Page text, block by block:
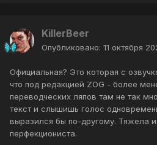
KillerBeer
Опубликовано: 11 октября
Официальная? Это которая с
что под редакцией ZOG - более
переводческих ляпов там не так
текст и слышишь голос
выразился бы по-другому. Тяжела
перфекциониста.